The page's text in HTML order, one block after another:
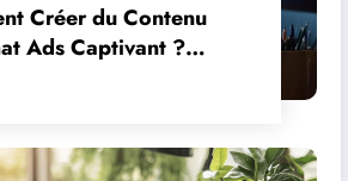
Créer du Contenu
Ads Captivant ?